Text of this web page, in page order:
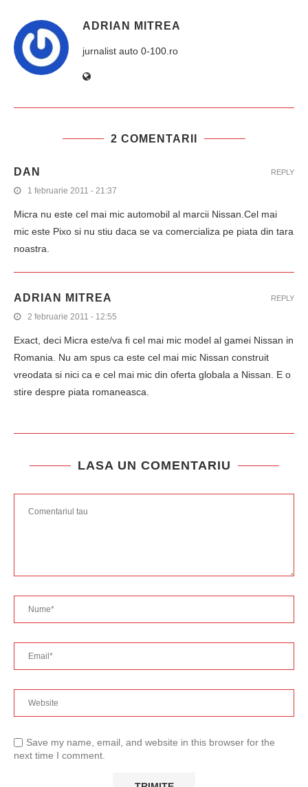
ADRIAN MITREA
jurnalist auto 0-100.ro
2 COMENTARII
DAN
1 februarie 2011 - 21:37
Micra nu este cel mai mic automobil al marcii Nissan.Cel mai
mic este Pixo si nu stiu daca se va comercializa pe piata din tara
noastra.
REPLY
ADRIAN MITREA
2 februarie 2011 - 12:55
Exact, deci Micra este/va fi cel mai mic model al gamei Nissan in
Romania. Nu am spus ca este cel mai mic Nissan construit
vreodata si nici ca e cel mai mic din oferta globala a Nissan. E o
stire despre piata romaneasca.
REPLY
LASA UN COMENTARIU
Save my name, email, and website in this browser for the
next time I comment.